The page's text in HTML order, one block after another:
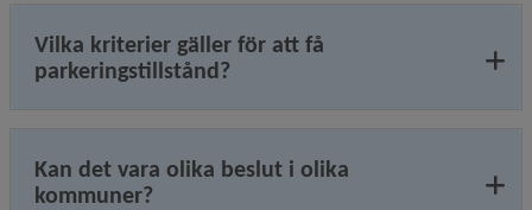
Vilka kriterier gäller för att få
parkeringstillstånd?
Kan det vara olika beslut i olika
kommuner?